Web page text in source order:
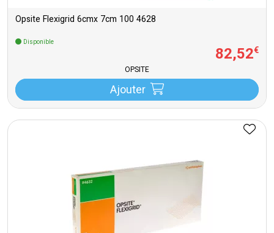
Opsite Flexigrid 6cmx 7cm 100 4628
Disponible
82,52€
OPSITE
Ajouter